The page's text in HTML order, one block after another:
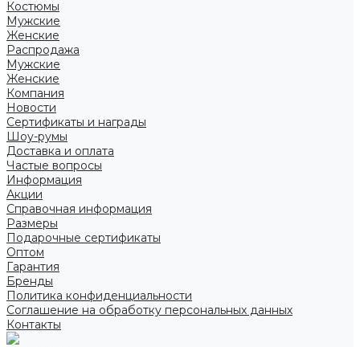
Костюмы
Мужские
Женские
Распродажа
Мужские
Женские
Компания
Новости
Сертификаты и награды
Шоу-румы
Доставка и оплата
Частые вопросы
Информация
Акции
Справочная информация
Размеры
Подарочные сертификаты
Оптом
Гарантия
Бренды
Политика конфиденциальности
Соглашение на обработку персональных данных
Контакты